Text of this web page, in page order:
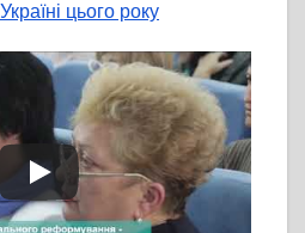
цього року